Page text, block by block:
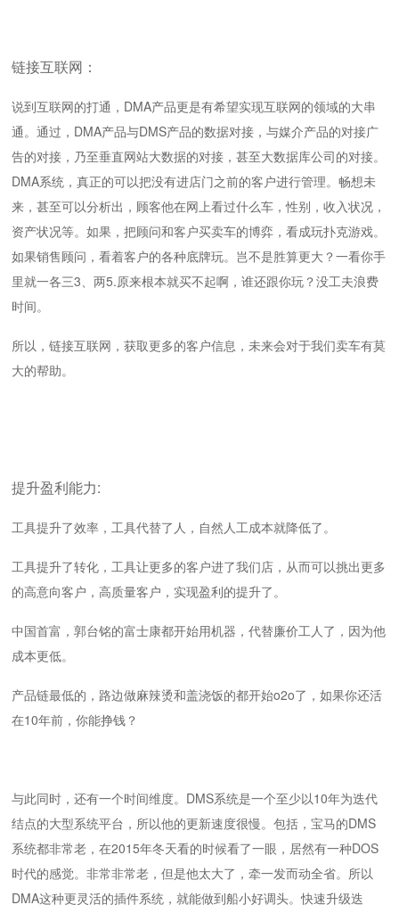
链接互联网：
说到互联网的打通，DMA产品更是有希望实现互联网的领域的大串
通。通过，DMA产品与DMS产品的数据对接，与媒介产品的对接广
告的对接，乃至垂直网站大数据的对接，甚至大数据库公司的对接。
DMA系统，真正的可以把没有进店门之前的客户进行管理。畅想未
来，甚至可以分析出，顾客他在网上看过什么车，性别，收入状况，
资产状况等。如果，把顾问和客户买卖车的博弈，看成玩扑克游戏。
如果销售顾问，看着客户的各种底牌玩。岂不是胜算更大？一看你手
里就一各三3、两5.原来根本就买不起啊，谁还跟你玩？没工夫浪费
时间。
所以，链接互联网，获取更多的客户信息，未来会对于我们卖车有莫
大的帮助。
提升盈利能力:
工具提升了效率，工具代替了人，自然人工成本就降低了。
工具提升了转化，工具让更多的客户进了我们店，从而可以挑出更多
的高意向客户，高质量客户，实现盈利的提升了。
中国首富，郭台铭的富士康都开始用机器，代替廉价工人了，因为他
成本更低。
产品链最低的，路边做麻辣烫和盖浇饭的都开始o2o了，如果你还活
在10年前，你能挣钱？
与此同时，还有一个时间维度。DMS系统是一个至少以10年为迭代
结点的大型系统平台，所以他的更新速度很慢。包括，宝马的DMS
系统都非常老，在2015年冬天看的时候看了一眼，居然有一种DOS
时代的感觉。非常非常老，但是他太大了，牵一发而动全省。所以
DMA这种更灵活的插件系统，就能做到船小好调头。快速升级迭